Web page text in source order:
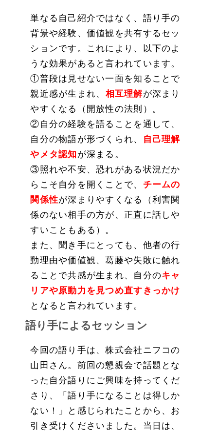
単なる自己紹介ではなく、語り手の
背景や経験、価値観を共有するセッ
ションです。これにより、以下のよ
うな効果があると言われています。
①普段は見せない一面を知ることで
親近感が生まれ、 相互理解が深まり
やすくなる（開放性の法則）。
②自分の経験を語ることを通して、
自分の物語が形づくられ、
自己理解
やメタ認知 が深まる。
③照れや不安、恐れがある状況だか
らこそ自分を開くことで、 チームの
関係性が深まりやすくなる（利害関
係のない相手の方が、正直に話しや
すいこともある）。
また、聞き手にとっても、他者の行
動理由や価値観、葛藤や失敗に触れ
ることで共感が生まれ、自分のキャ
リアや原動力を見つめ直すきっかけ
となると言われています。
語り手によるセッション
今回の語り手は、株式会社ニフコの
山田さん。前回の懇親会で話題とな
った自分語りにご興味を持ってくだ
さり、「語り手になることは得しか
ない！」と感じられたことから、お
引き受けくださいました。当日は、